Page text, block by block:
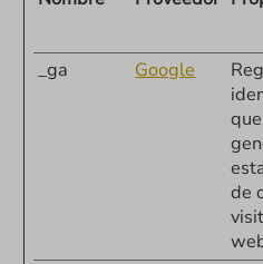
_ga
Google
de